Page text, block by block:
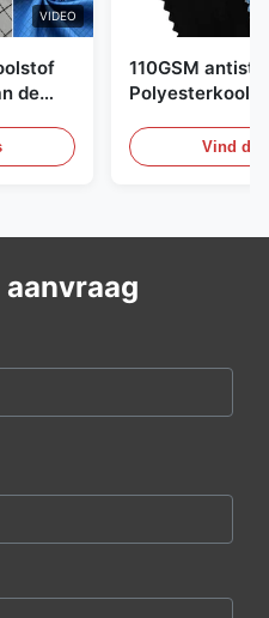
VIDEO
de
110GSM
Vind de